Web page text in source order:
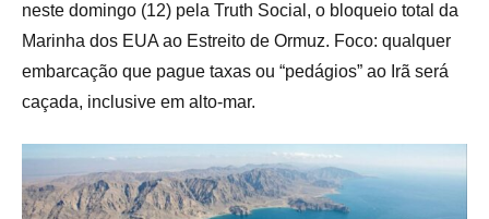
neste domingo (12) pela Truth Social, o bloqueio total da
Marinha dos EUA ao Estreito de Ormuz. Foco: qualquer
embarcação que pague taxas ou “pedágios” ao Irã será
caçada, inclusive em alto-mar.